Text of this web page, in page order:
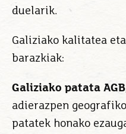
duelarik.
Galiziako kalitatea
barazkiak:
Galiziako patata AGB
adierazpen
patatek honako